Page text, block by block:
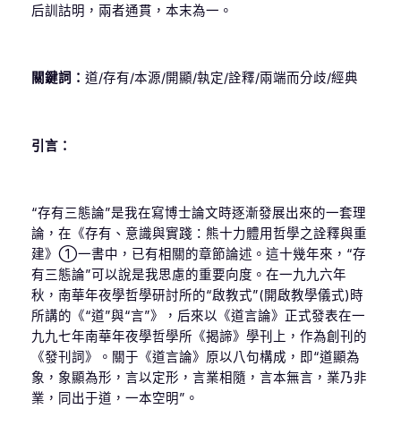
后訓詁明，兩者通貫，本末為一。
關鍵詞： 道/存有/本源/開顯/執定/詮釋/兩端而分歧/經典
引言：
“存有三態論”是我在寫博士論文時逐漸發展出來的一套理
論，在《存有、意識與實踐：熊十力體用哲學之詮釋與重
建》①一書中，已有相關的章節論述。這十幾年來，“存
有三態論”可以說是我思慮的重要向度。在一九九六年
秋，南華年夜學哲學研討所的“啟教式”(開啟教學儀式)時
所講的《“道”與“言”》，后來以《道言論》正式發表在一
九九七年南華年夜學哲學所《揭諦》學刊上，作為創刊的
《發刊詞》。關于《道言論》原以八句構成，即“道顯為
象，象顯為形，言以定形，言業相隨，言本無言，業乃非
業，同出于道，一本空明”。